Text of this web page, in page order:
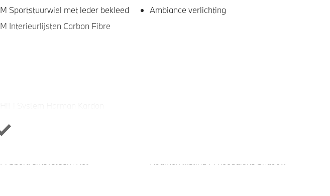
M Sportstuurwiel met leder bekleed
Ambiance verlichting
M Interieurlijsten Carbon Fibre